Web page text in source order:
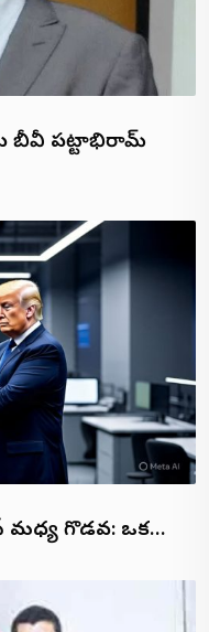
బీవీ పట్టాభిరామ్
మధ్య గొడవ: ఒక…